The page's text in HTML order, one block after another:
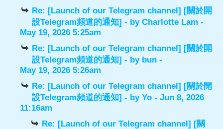
Re: [Launch of our Telegram channel] [關於開
設Telegram頻道的通知] - byCharlotte Lam -
May 19, 2026 5:25am
Re: [Launch of our Telegram channel] [關於開
設Telegram頻道的通知] - by bun -
May 19, 2026 5:26am
Re: [Launch of our Telegram channel] [關於開
設Telegram頻道的通知] - byYo - Jun 8, 2026
11:16am
Re: [Launch of our Telegram channel] [關